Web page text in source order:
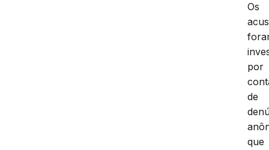
Os
por
de
que